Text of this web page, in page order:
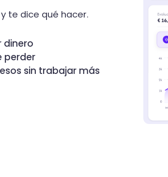
te dice qué hacer.
dinero
perder
sin trabajar más